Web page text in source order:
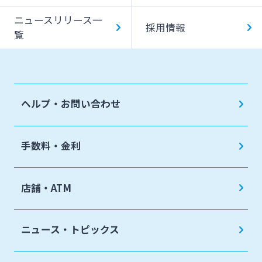
ニュースリリース一
覧
採用情報
ヘルプ・お問い合わせ
手数料・金利
店舗・ATM
ニュース・トピックス